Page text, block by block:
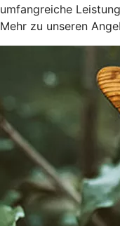
umfangreiche
Mehr zu unseren